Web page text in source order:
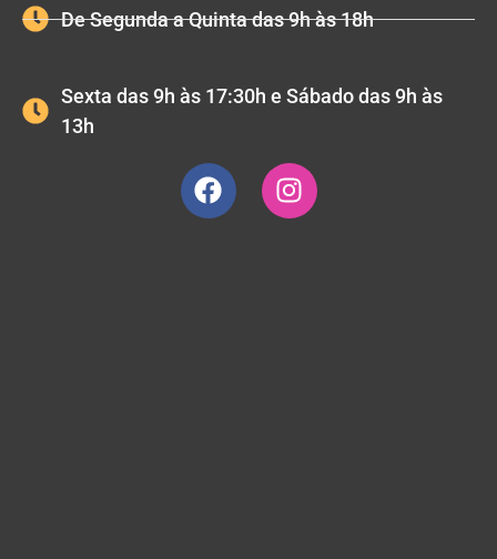
De Segunda a Quinta das 9h às 18h
Sexta das 9h às 17:30h e Sábado das 9h às
13h